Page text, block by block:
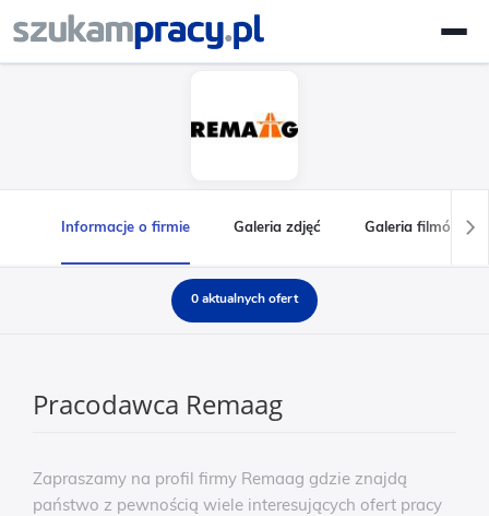
Informacje o firmie Galeria zdjęć Galeria filmów
0 aktualnych ofert
Pracodawca Remaag
Zapraszamy na profil firmy Remaag gdzie znajdą
państwo z pewnością wiele interesujących ofert pracy